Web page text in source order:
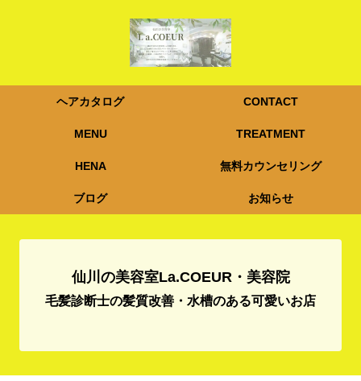
ヘアカタログ CONTACT
MENU TREATMENT
HENA 無料カウンセリング
ブログ お知らせ
仙川の美容室La.COEUR・美容院
毛髪診断士の髪質改善・水槽のある可愛いお店